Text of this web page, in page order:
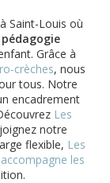
Saint-Louis où
pédagogie
Grâce à
crèches, nous
tous. Notre
encadrement
Les
notre
flexible, Les
les